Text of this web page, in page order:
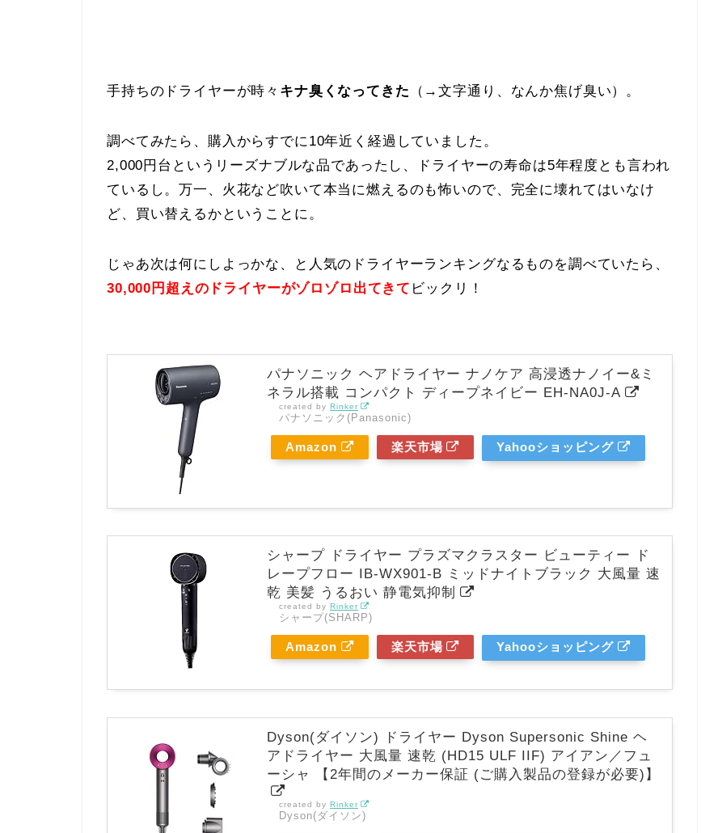
手持ちのドライヤーが時々 キナ臭くなってきた （→文字通り、なんか焦げ臭い）。
調べてみたら、購入からすでに10年近く経過していました。
2,000円台というリーズナブルな品であったし、ドライヤーの寿命は5年程度とも言われ
ているし。万一、火花など吹いて本当に燃えるのも怖いので、完全に壊れてはいなけ
ど、買い替えるかということに。
じゃあ次は何にしよっかな、と人気のドライヤーランキングなるものを調べていたら、
30,000円超えのドライヤーがゾロゾロ出てきて ビックリ！
パナソニック ヘアドライヤー ナノケア 高浸透ナノイー&ミ
ネラル搭載 コンパクト ディープネイビー EH-NA0J-A
created by Rinker
パナソニック(Panasonic)
Amazon 楽天市場 Yahooショッピング
シャープ ドライヤー プラズマクラスター ビューティー ド
レープフロー IB-WX901-B ミッドナイトブラック 大風量 速
乾 美髪 うるおい 静電気抑制
created by Rinker
シャープ(SHARP)
Amazon 楽天市場 Yahooショッピング
Dyson(ダイソン) ドライヤー Dyson Supersonic Shine ヘ
アドライヤー 大風量 速乾 (HD15 ULF IIF) アイアン／フュ
ーシャ 【2年間のメーカー保証 (ご購入製品の登録が必要)】
created by Rinker
Dyson(ダイソン)